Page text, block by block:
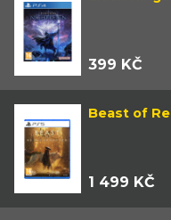
399 KČ
Beast of
1 499 KČ